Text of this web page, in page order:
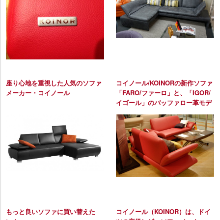
座り心地を重視した人気のソファ
メーカー・コイノール
コイノール/KOINORの新作ソファ
「FARO/ファーロ」と、「IGOR/
イゴール」のバッファロー革モデ
もっと良いソファに買い替えた
コイノール（KOINOR）は、ドイ